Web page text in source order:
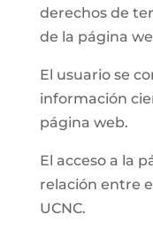
derechos de
de la página
El usuario se
información
página web.
El acceso a la
relación entre
UCNC.